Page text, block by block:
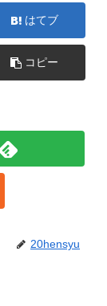
はてブ
コピー
20hensyu